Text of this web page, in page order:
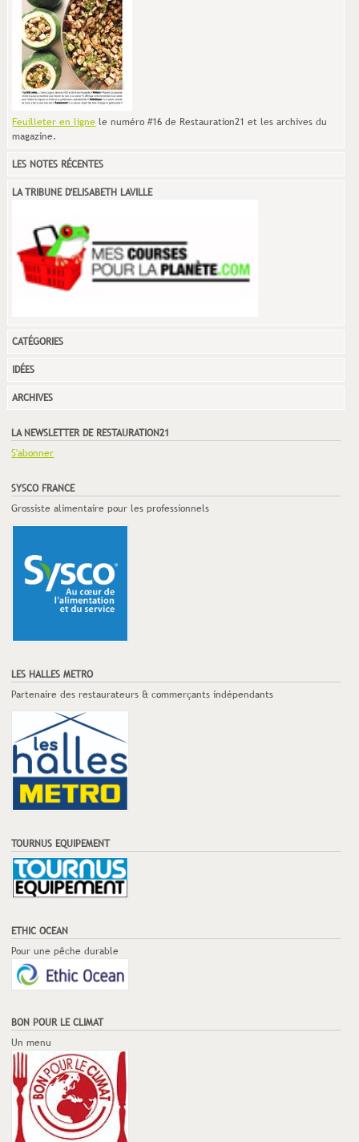
Feuilleter en ligne le numéro #16 de Restauration21 et les archives du
magazine.
LES NOTES RÉCENTES
LA TRIBUNE D'ELISABETH LAVILLE
CATÉGORIES
IDÉES
ARCHIVES
LA NEWSLETTER DE RESTAURATION21
S'abonner
SYSCO FRANCE
Grossiste alimentaire pour les professionnels
LES HALLES METRO
Partenaire des restaurateurs & commerçants indépendants
TOURNUS EQUIPEMENT
ETHIC OCEAN
Pour une pêche durable
BON POUR LE CLIMAT
Un menu